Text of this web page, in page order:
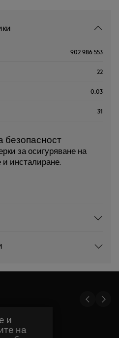
902 986 553
22
0.03
31
безопасност
за осигуряване на
и инсталиране.
и
на